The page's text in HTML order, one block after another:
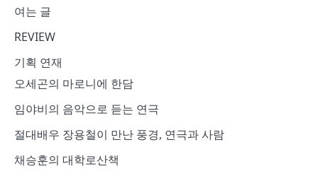
여는 글
REVIEW
기획 연재
오세곤의 마로니에 한담
임야비의 음악으로 듣는 연극
절대배우 장용철이 만난 풍경, 연극과 사람
채승훈의 대학로산책